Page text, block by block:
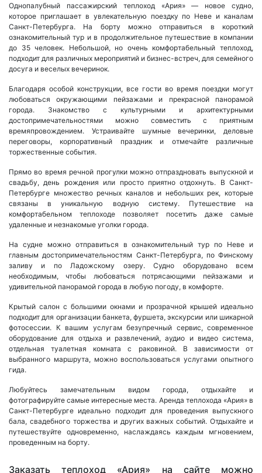
Однопалубный пассажирский теплоход «Ария» — новое судно,
которое приглашает в увлекательную поездку по Неве и каналам
Санкт-Петербурга. На борту можно отправиться в короткий
ознакомительный тур и в продолжительное путешествие в компании
до 35 человек. Небольшой, но очень комфортабельный теплоход,
подходит для различных мероприятий и бизнес-встреч, для семейного
досуга и веселых вечеринок.
Благодаря особой конструкции, все гости во время поездки могут
любоваться окружающими пейзажами и прекрасной панорамой
города. Знакомство с культурными и архитектурными
достопримечательностями можно совместить с приятным
времяпровождением. Устраивайте шумные вечеринки, деловые
переговоры, корпоративный праздник и отмечайте различные
торжественные события.
Прямо во время речной прогулки можно отпраздновать выпускной и
свадьбу, день рождения или просто приятно отдохнуть. В Санкт-
Петербурге множество речных каналов и небольших рек, которые
связаны в уникальную водную систему. Путешествие на
комфортабельном теплоходе позволяет посетить даже самые
удаленные и незнакомые уголки города.
На судне можно отправиться в ознакомительный тур по Неве и
главным достопримечательностям Санкт-Петербурга, по Финскому
заливу и по Ладожскому озеру. Судно оборудовано всем
необходимым, чтобы любоваться потрясающими пейзажами и
удивительной панорамой города в любую погоду, в комфорте.
Крытый салон с большими окнами и прозрачной крышей идеально
подходит для организации банкета, фуршета, экскурсии или шикарной
фотосессии. К вашим услугам безупречный сервис, современное
оборудование для отдыха и развлечений, аудио и видео система,
отдельная туалетная комната с раковиной. В зависимости от
выбранного маршрута, можно воспользоваться услугами опытного
гида.
Любуйтесь замечательным видом города, отдыхайте и
фотографируйте самые интересные места. Аренда теплохода «Ария» в
Санкт-Петербурге идеально подходит для проведения выпускного
бала, свадебного торжества и других важных событий. Отдыхайте и
путешествуйте одновременно, наслаждаясь каждым мгновением,
проведенным на борту.
Заказать теплоход «Ария» на сайте можно